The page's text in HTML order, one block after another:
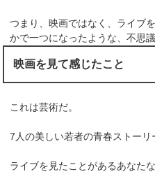
つまり、映画ではなく、ライブ
かで一つになったような、不思
映画を見て感じたこと
これは芸術だ。
7人の美しい若者の青春ストーリ
ライブを見たことがあるあなた